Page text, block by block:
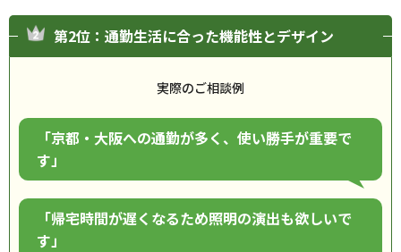
第2位：通勤生活に合った機能性とデザイン
実際のご相談例
「京都・大阪への通勤が多く、使い勝手が重要で
す」
「帰宅時間が遅くなるため照明の演出も欲しいで
す」